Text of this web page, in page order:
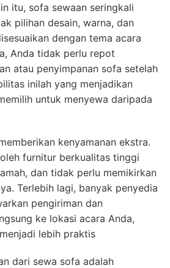
itu, sofa sewaan seringkali
pilihan desain, warna, dan
dengan tema acara
Anda tidak perlu repot
atau penyimpanan sofa setelah
inilah yang menjadikan
untuk menyewa daripada
kenyamanan ekstra.
furnitur berkualitas tinggi
dan tidak perlu memikirkan
Terlebih lagi, banyak penyedia
pengiriman dan
ke lokasi acara Anda,
lebih praktis
dari sewa sofa adalah